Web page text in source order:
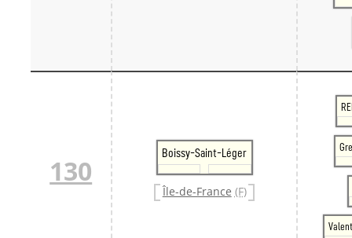
130
Boissy-Saint-Léger
Île-de-France (F)